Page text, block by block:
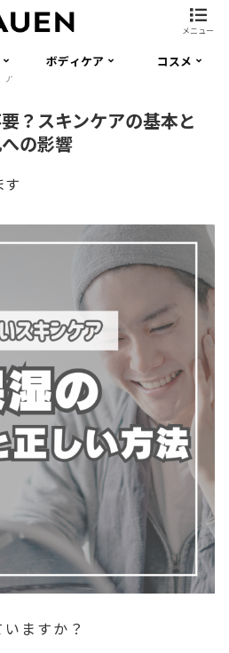
ボディケア
コスメ
？スキンケアの基本と
の影響
す
ますか？
メニュー